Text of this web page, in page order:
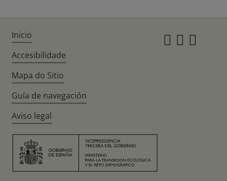
Inicio
Accesibilidade
Mapa do Sitio
Guía de navegación
Aviso legal